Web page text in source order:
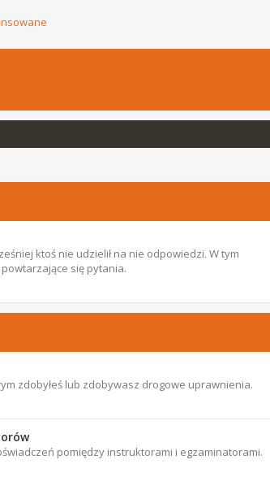
ktoś nie udzielił na nie odpowiedzi. W tym
się pytania.
zdobyłeś lub zdobywasz drogowe uprawnienia.
pomiędzy instruktorami i egzaminatorami.